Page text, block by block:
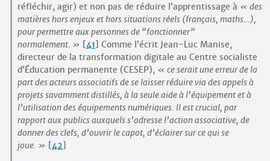
réfléchir, agir) et non pas de réduire l’apprentissage à
des
matières hors enjeux et hors situations réels (français, maths…),
pour permettre aux personnes de “fonctionner”
normalement.
[41] Comme l’écrit Jean-Luc Manise,
directeur de la transformation digitale au Centre socialiste
d’Éducation permanente (CESEP),
ce serait une erreur de la
part des acteurs associatifs de se laisser réduire via des appels à
projets savamment distillés, à la seule aide à l’équipement et à
l’utilisation des équipements numériques. Il est crucial, par
rapport aux publics auxquels s’adresse l’action associative, de
donner des clefs, d’ouvrir le capot, d’éclairer sur ce qui se
joue.
[42]